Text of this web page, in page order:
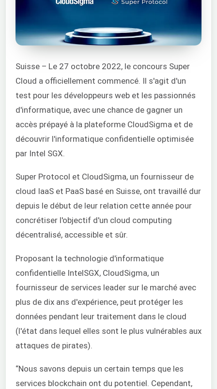
Suisse – Le 27 octobre 2022, le concours Super
Cloud a officiellement commencé. Il s'agit d'un
test pour les développeurs web et les passionnés
d'informatique, avec une chance de gagner un
accès prépayé à la plateforme CloudSigma et de
découvrir l'informatique confidentielle optimisée
par Intel SGX.
Super Protocol et CloudSigma, un fournisseur de
cloud IaaS et PaaS basé en Suisse, ont travaillé dur
depuis le début de leur relation cette année pour
concrétiser l'objectif d'un cloud computing
décentralisé, accessible et sûr.
Proposant la technologie d'informatique
confidentielle IntelSGX, CloudSigma, un
fournisseur de services leader sur le marché avec
plus de dix ans d'expérience, peut protéger les
données pendant leur traitement dans le cloud
(l'état dans lequel elles sont le plus vulnérables aux
attaques de pirates).
“Nous savons depuis un certain temps que les
services blockchain ont du potentiel. Cependant,